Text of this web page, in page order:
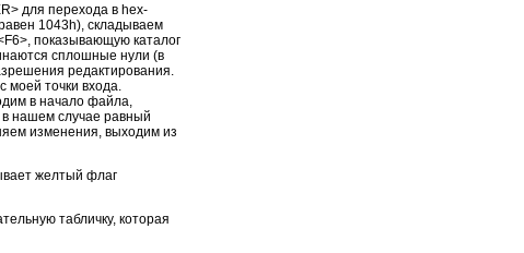
для перехода в hex-
1043h), складываем
показывающую каталог
сплошные нули (в
редактирования.
точки входа.
в начало файла,
в нашем случае равный
изменения, выходим из
желтый флаг
табличку, которая